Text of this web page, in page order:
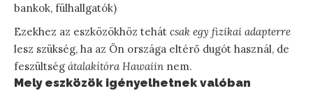
bankok, fülhallgatók)
Ezekhez az eszközökhöz tehát csak egy fizikai adapterre
lesz szükség, ha az Ön országa eltérő dugót használ, de
feszültség átalakítóra Hawaiin nem.
Mely eszközök igényelhetnek valóban